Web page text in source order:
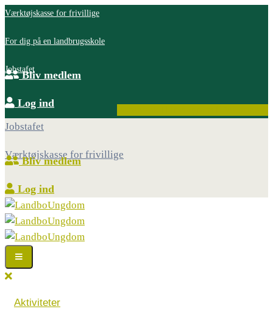
Værktøjskasse for frivillige
For dig på en landbrugsskole
JobstafetBliv medlem
Log ind
Jobstafet
Værktøjskasse for frivillige
Bliv medlem
Log ind
Aktiviteter